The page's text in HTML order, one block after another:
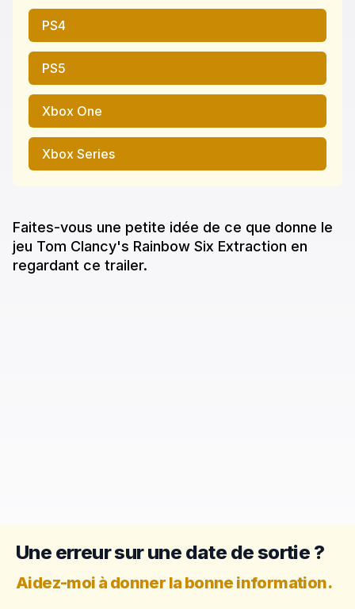
PS4
PS5
Xbox One
Xbox Series
Faites-vous une petite idée de ce que donne le
jeu Tom Clancy's Rainbow Six Extraction en
regardant ce trailer.
Une erreur sur une date de sortie ?
Aidez-moi à donner la bonne information.